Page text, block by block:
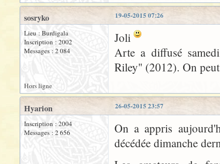
19-05-2015 07:26
sosryko
Lieu : Burdigala
Inscription : 2002
Messages : 2 084
Joli
Arte a diffusé
Riley" (2012). On
Hors ligne
26-05-2015 23:57
Hyarion
Inscription : 2004
Messages : 2 656
On a appris
décédée dimanche